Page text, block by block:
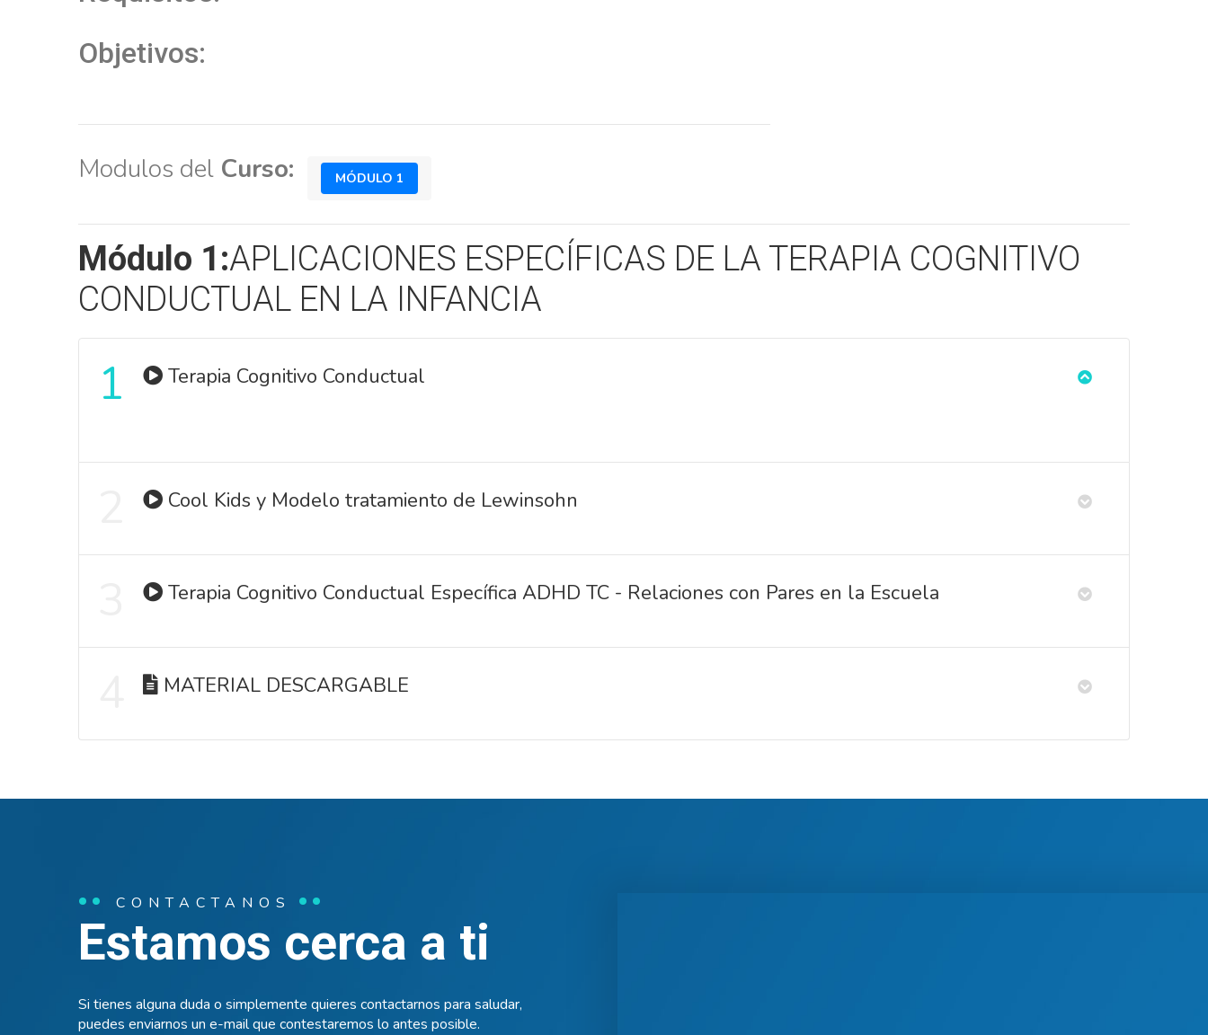
Objetivos:
Modulos del Curso: MÓDULO 1
Módulo 1:APLICACIONES ESPECÍFICAS DE LA TERAPIA COGNITIVO
CONDUCTUAL EN LA INFANCIA
1 Terapia Cognitivo Conductual
Cool Kids y Modelo tratamiento de Lewinsohn
Terapia Cognitivo Conductual Específica ADHD TC - Relaciones con Pares en la Escuela
MATERIAL DESCARGABLE
CONTACTANOS
Estamos cerca a ti
Si tienes alguna duda o simplemente quieres contactarnos para saludar,
puedes enviarnos un e-mail que contestaremos lo antes posible.